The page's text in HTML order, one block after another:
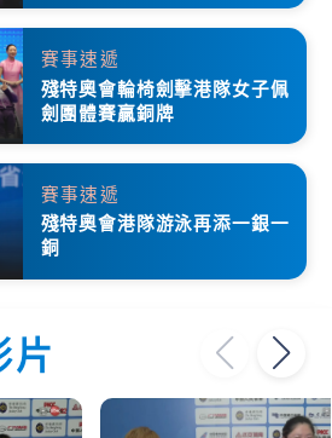
賽事速遞
殘特奧會輪椅劍擊港隊女子佩
劍團體賽贏銅牌
賽事速遞
殘特奧會港隊游泳再添一銀一
銅
片